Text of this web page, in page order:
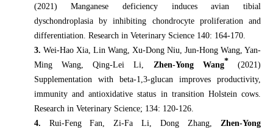
(2021) Manganese deficiency induces avian tibial
dyschondroplasia by inhibiting chondrocyte proliferation and
differentiation. Research in Veterinary Science 140: 164-170.
3. Wei-Hao Xia, Lin Wang, Xu-Dong Niu, Jun-Hong Wang, Yan-
Ming Wang, Qing-Lei Li, Zhen-Yong Wang* (2021)
Supplementation with beta-1,3-glucan improves productivity,
immunity and antioxidative status in transition Holstein cows.
Research in Veterinary Science; 134: 120-126.
4. Rui-Feng Fan, Zi-Fa Li, Dong Zhang, Zhen-Yong